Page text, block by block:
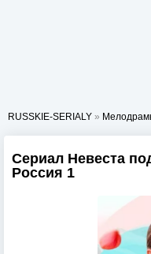
RUSSKIE-SERIALY »
Сериал Невеста
Россия 1